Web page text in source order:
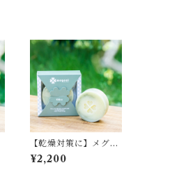
【乾燥対策に】メグシ
ーオリーブ【石鹸、石
けん、せっけん】
¥2,200